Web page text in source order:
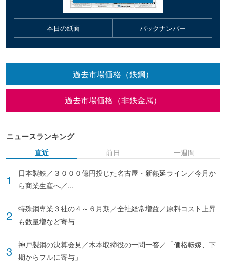
本日の紙面 バックナンバー
過去市場価格（鉄鋼）
過去市場価格（非鉄金属）
ニュースランキング
直近
日本製鉄／３０００億円投じた名古屋・新熱延ライン／今月か
ら商業生産へ／...
特殊鋼専業３社の４～６月期／全社経常増益／原料コスト上昇
も数量増など寄与
神戸製鋼の決算会見／木本取締役の一問一答／「価格転嫁、下
期からフルに寄与」
前日 一週間